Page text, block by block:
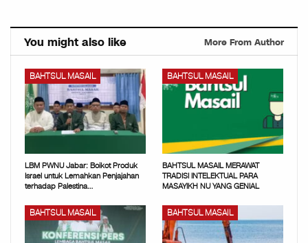
You might also like More From Author
BAHTSUL MASAIL
LBM PWNU Jabar: Boikot Produk
Israel untuk Lemahkan Penjajahan
terhadap Palestina…
BAHTSUL MASAIL
BAHTSUL MASAIL MERAWAT
TRADISI INTELEKTUAL PARA
MASAYIKH NU YANG GENIAL
BAHTSUL MASAIL BAHTSUL MASAIL